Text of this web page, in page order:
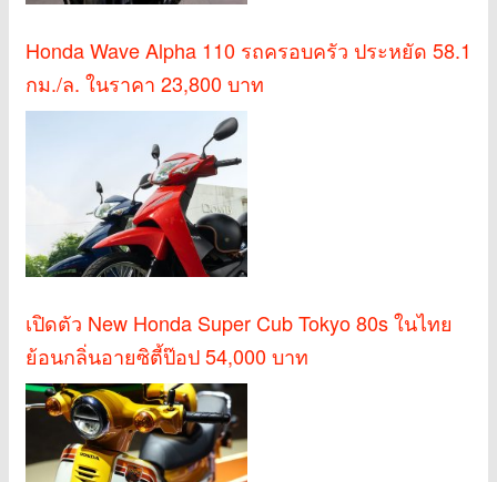
Honda Wave Alpha 110 รถครอบครัว ประหยัด 58.1
กม./ล. ในราคา 23,800 บาท
เปิดตัว New Honda Super Cub Tokyo 80s ในไทย
ย้อนกลิ่นอายซิตี้ป๊อป 54,000 บาท